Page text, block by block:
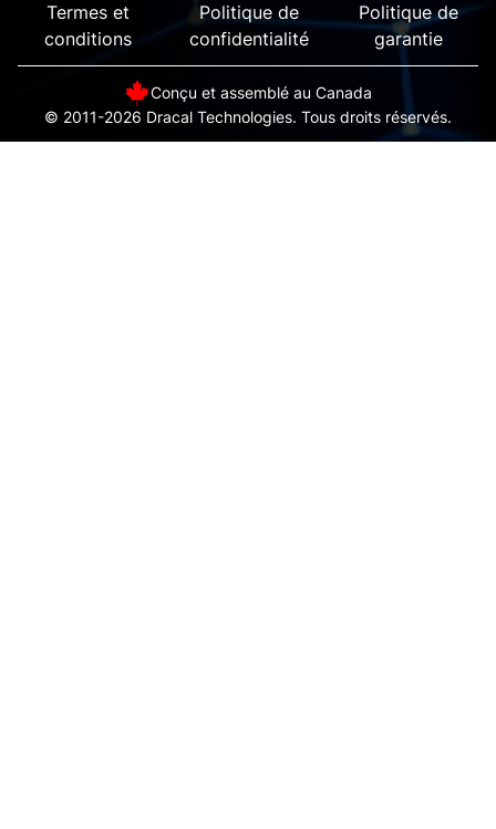
Termes et
conditions
Politique de
confidentialité
Politique de
garantie
Conçu et assemblé au Canada
© 2011-2026 Dracal Technologies. Tous droits réservés.